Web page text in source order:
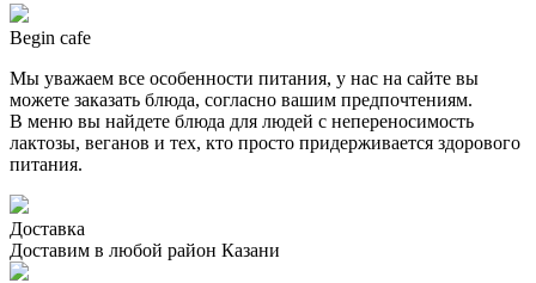
Begin cafe
Мы уважаем все особенности питания, у нас на сайте вы
можете заказать блюда, согласно вашим предпочтениям.
В меню вы найдете блюда для людей с непереносимость
лактозы, веганов и тех, кто просто придерживается здорового
питания.
Доставка
Доставим в любой район Казани